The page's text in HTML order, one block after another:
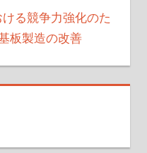
る競争力強化のた
板製造の改善